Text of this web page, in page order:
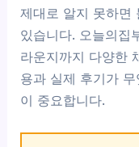
제대로 알지 못하면
있습니다. 오늘의집
라운지까지 다양한
용과 실제 후기가
이 중요합니다.